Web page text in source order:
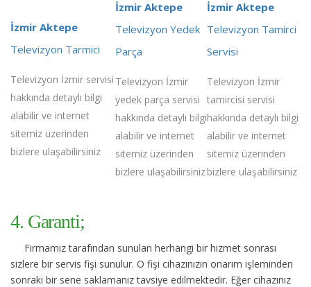
İzmir Aktepe
Televizyon Tarmici
Televizyon İzmir servisi
hakkında detaylı bilgi
alabilir ve internet
sitemiz üzerinden
bizlere ulaşabilirsiniz
İzmir Aktepe
Televizyon Yedek
Parça
Televizyon İzmir
yedek parça servisi
hakkında detaylı bilgi
alabilir ve internet
sitemiz üzerinden
bizlere ulaşabilirsiniz
İzmir Aktepe
Televizyon Tamirci
Servisi
Televizyon İzmir
tamircisi servisi
hakkında detaylı bilgi
alabilir ve internet
sitemiz üzerinden
bizlere ulaşabilirsiniz
4. Garanti;
Firmamız tarafından sunulan herhangi bir hizmet sonrası
sizlere bir servis fişi sunulur. O fişi cihazınızın onarım işleminden
sonraki bir sene saklamanız tavsiye edilmektedir. Eğer cihazınız